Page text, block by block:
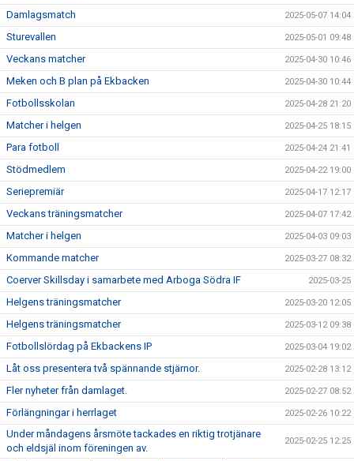
Damlagsmatch 2025-05-07 14:04
Sturevallen 2025-05-01 09:48
Veckans matcher 2025-04-30 10:46
Meken och B plan på Ekbacken 2025-04-30 10:44
Fotbollsskolan 2025-04-28 21:20
Matcher i helgen 2025-04-25 18:15
Para fotboll 2025-04-24 21:41
Stödmedlem 2025-04-22 19:00
Seriepremiär 2025-04-17 12:17
Veckans träningsmatcher 2025-04-07 17:42
Matcher i helgen 2025-04-03 09:03
Kommande matcher 2025-03-27 08:32
Coerver Skillsday i samarbete med Arboga Södra IF 2025-03-25
Helgens träningsmatcher 2025-03-20 12:05
Helgens träningsmatcher 2025-03-12 09:38
Fotbollslördag på Ekbackens IP 2025-03-04 19:02
Låt oss presentera två spännande stjärnor. 2025-02-28 13:12
Fler nyheter från damlaget. 2025-02-27 08:52
Förlängningar i herrlaget 2025-02-26 10:22
Under måndagens årsmöte tackades en riktig trotjänare
och eldsjäl inom föreningen av.
2025-02-25 12:25